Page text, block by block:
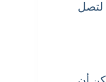
لتصل